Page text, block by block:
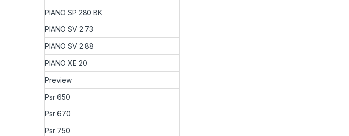
PIANO SP 280 BK
PIANO SV 2 73
PIANO SV 2 88
PIANO XE 20
Preview
Psr 650
Psr 670
Psr 750